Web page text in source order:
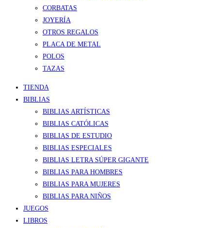
CORBATAS
JOYERÍA
OTROS REGALOS
PLACA DE METAL
POLOS
TAZAS
TIENDA
BIBLIAS
BIBLIAS ARTÍSTICAS
BIBLIAS CATÓLICAS
BIBLIAS DE ESTUDIO
BIBLIAS ESPECIALES
BIBLIAS LETRA SÚPER GIGANTE
BIBLIAS PARA HOMBRES
BIBLIAS PARA MUJERES
BIBLIAS PARA NIÑOS
JUEGOS
LIBROS